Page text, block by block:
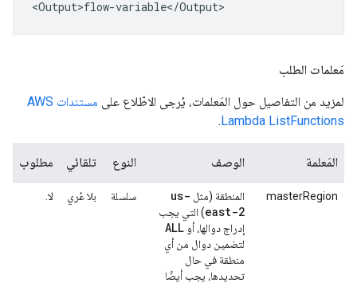
مَعلمات الطلب
لمزيد من التفاصيل حول المَعلمات، يُرجى الاطّلاع على
مستندات AWS
Lambda ListFunctions
.
المَعلمة الوصف النوع تلقائي مطلوب
masterRegion المنطقة (مثل us-
east-2) التي يجب
إدراج دوالها، أو ALL
لتضمين دوال من أي
منطقة في حال
تحديدها، يجب أيضًا
سلسلة بلا عُري لا.